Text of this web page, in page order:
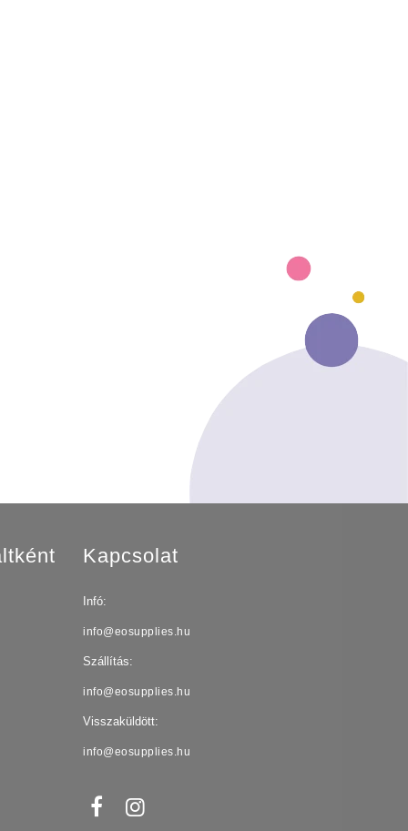
Kapcsolat
Infó:
info@eosupplies.hu
Szállítás:
info@eosupplies.hu
Visszaküldött:
info@eosupplies.hu